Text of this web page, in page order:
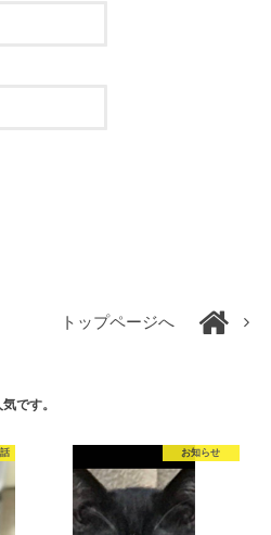
トップページへ
です。
お知らせ